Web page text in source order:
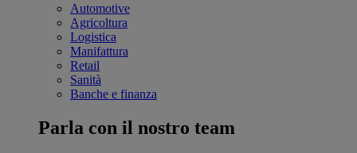
Automotive
Agricoltura
Logistica
Manifattura
Retail
Sanità
Banche e finanza
Parla con il nostro team